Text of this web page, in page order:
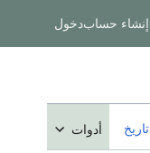
إنشاء حسابدخول
تاريخ أدوات